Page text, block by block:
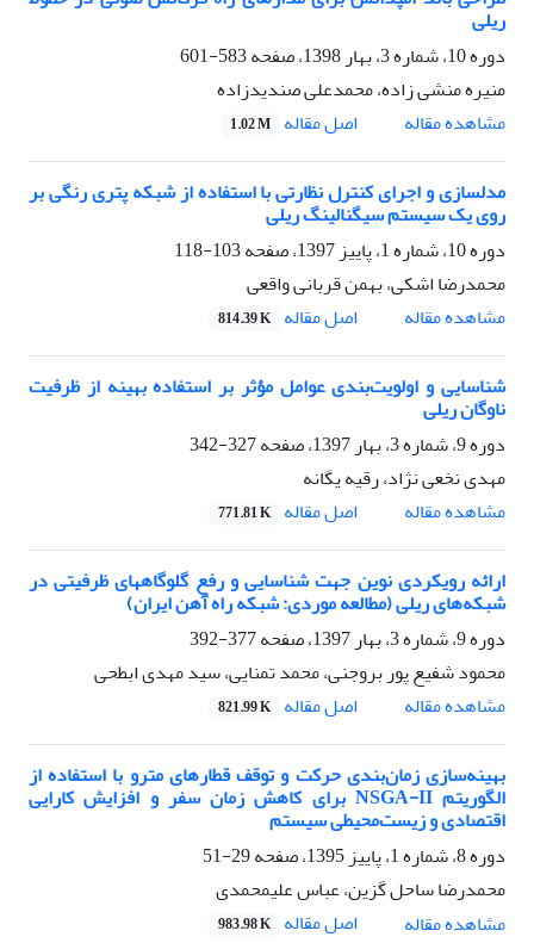
ریلی
دوره 10، شماره 3، بهار 1398، صفحه
583-601
منیره منشی زاده، محمدعلی صندیدزاده
مشاهده مقاله
اصل مقاله 1.02 M
مدلسازی و اجرای کنترل نظارتی با استفاده از شبکه پتری رنگی بر
روی یک سیستم سیگنالینگ ریلی
دوره 10، شماره 1، پاییز 1397، صفحه
103-118
محمدرضا اشکی، بهمن قربانی واقعی
مشاهده مقاله
اصل مقاله 814.39 K
شناسایی و اولویت‌بندی عوامل مؤثر بر استفاده بهینه از ظرفیت
ناوگان ریلی
دوره 9، شماره 3، بهار 1397، صفحه
327-342
مهدی نخعی نژاد، رقیه یگانه
مشاهده مقاله
اصل مقاله 771.81 K
ارائه رویکردی نوین جهت شناسایی و رفع گلوگاههای ظرفیتی در
شبکه‌های ریلی (مطالعه موردی: شبکه راه آهن ایران)
دوره 9، شماره 3، بهار 1397، صفحه
377-392
محمود شفیع پور بروجنی، محمد تمنایی، سید مهدی ابطحی
مشاهده مقاله
اصل مقاله 821.99 K
بهینه‌سازی زمان‌بندی حرکت و توقف قطارهای مترو با استفاده از
الگوریتم NSGA-II برای کاهش زمان سفر و افزایش کارایی
اقتصادی و زیست‌محیطی سیستم
دوره 8، شماره 1، پاییز 1395، صفحه
29-51
محمدرضا ساحل گزین، عباس علیمحمدی
مشاهده مقاله
اصل مقاله 983.98 K